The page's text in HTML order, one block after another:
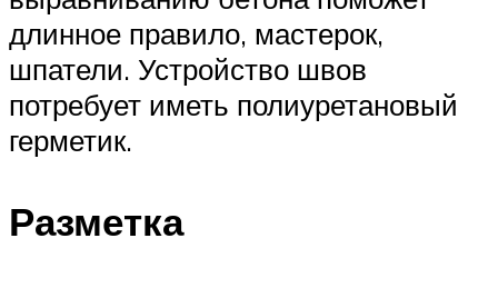
длинное правило, мастерок,
шпатели. Устройство швов
потребует иметь полиуретановый
герметик.
Разметка